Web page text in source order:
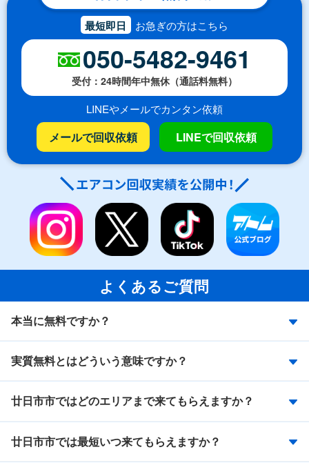
最短即日 お急ぎの方はこちら
050-5482-9461
受付：24時間年中無休（通話料無料）
LINEやメールでカンタン依頼
メールで回収依頼 LINEで回収依頼
よくあるご質問
本当に無料ですか？
実質無料とはどういう意味ですか？
廿日市市ではどのエリアまで来てもらえますか？
廿日市市では最短いつ来てもらえますか？